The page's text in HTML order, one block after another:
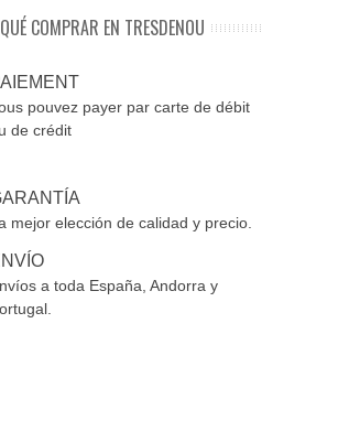
COMPRAR EN TRESDENOU
pouvez payer par carte de débit
de crédit
mejor elección de calidad y precio.
a toda España, Andorra y